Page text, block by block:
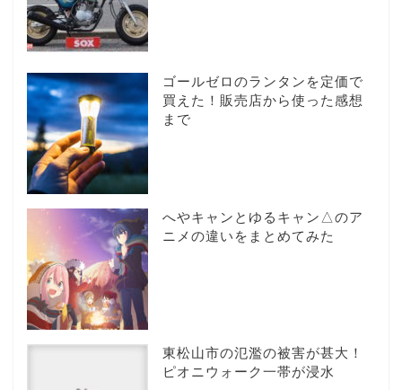
ゴールゼロのランタンを定価で
買えた！販売店から使った感想
まで
へやキャンとゆるキャン△のア
ニメの違いをまとめてみた
東松山市の氾濫の被害が甚大！
ピオニウォーク一帯が浸水